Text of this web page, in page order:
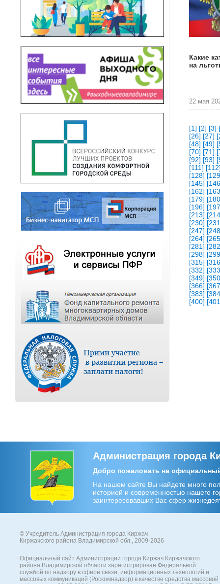
Какие
на
22 мая
[1] [2] [3]
[26] [27]
[48] [49]
[70] [71]
[92] [93]
[111]
[128]
[145]
[162]
[179]
[196]
[213]
[230]
[247]
[264]
[281]
[298]
[315]
[332]
[349]
[366]
[383]
[400]
Администрация города
Добро пожаловать на
На нашем сайте Вы найдете много
историей и современностью нашего
заинтересовавших Вас сфер
© Учредитель Администрация города Киржач
Киржачского района Владимирской обл., 2009-2026
Официальный сайт Администрации города Киржач Киржачского
района Владимирской области зарегистрирован Федеральной
службой по надзору в сфере связи, информационных технологий и
массовых коммуникаций (Роскомнадзор) в качестве средства массовой